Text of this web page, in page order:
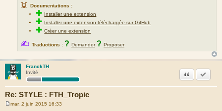
📖 Documentations :
✚ Installer une extension
✚ Installer une extension téléchargée sur GitHub
✚Créer une extension
✍ Traductions : ? Demander ? Proposer
FranckTH
Invité
Re: STYLE : FTH_Tropic
Citation
mar. 2 juin 2015 16:33